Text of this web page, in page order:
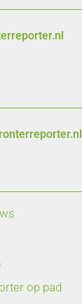
op pad